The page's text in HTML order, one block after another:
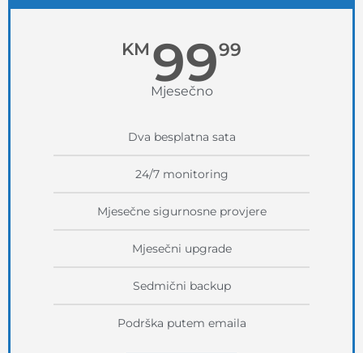
KM 9999
Mjesečno
Dva besplatna sata
24/7 monitoring
Mjesečne sigurnosne provjere
Mjesečni upgrade
Sedmični backup
Podrška putem emaila